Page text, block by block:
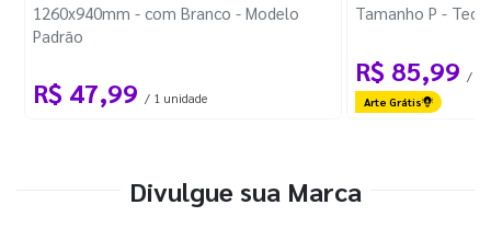
1260x940mm - com Branco - Modelo
Padrão
R$ 47,99 / 1 unidade
Tamanho P -
R$ 85,99 / 1
Arte Grátis
Divulgue sua Marca